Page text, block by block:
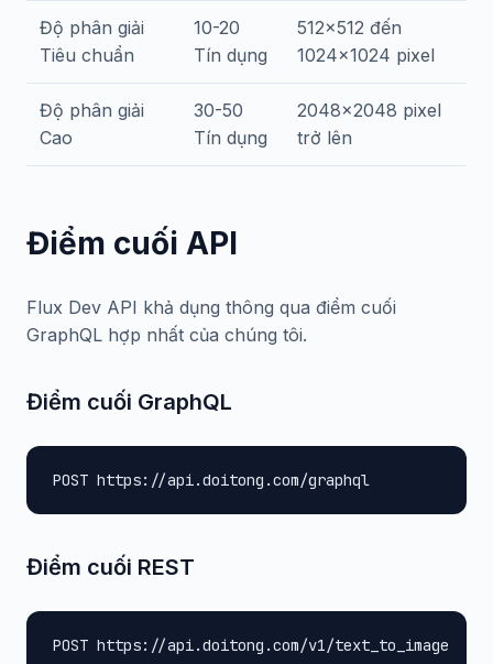
Độ phân giải
Tiêu chuẩn
10-20
Tín dụng
512x512 đến
1024x1024 pixel
Độ phân giải
Cao
30-50
Tín dụng
2048x2048 pixel
trở lên
Điểm cuối API
Flux Dev API khả dụng thông qua điểm cuối
GraphQL hợp nhất của chúng tôi.
Điểm cuối GraphQL
POST https://api.doitong.com/graphql
Điểm cuối REST
POST https://api.doitong.com/v1/text_to_image